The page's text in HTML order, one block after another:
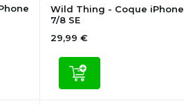
Wild Thing - Coque iPhone
7/8 SE
29,99 €